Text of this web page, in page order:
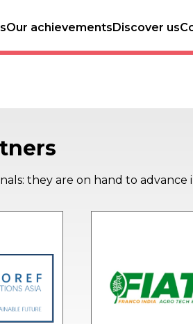
Our achievementsDiscover us
they are on hand to advance